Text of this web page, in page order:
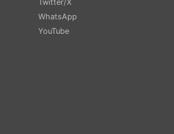
Twitter/X
WhatsApp
YouTube